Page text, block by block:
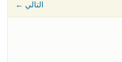
← التالي